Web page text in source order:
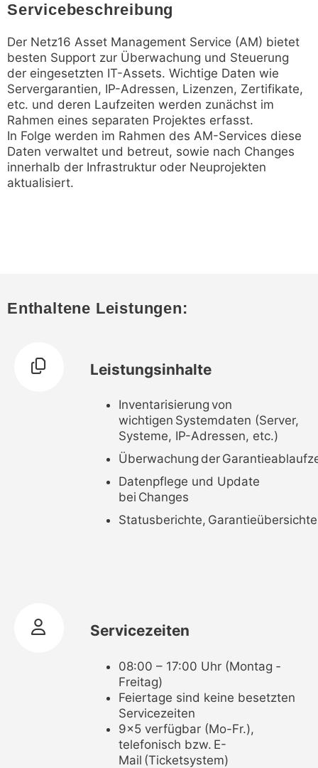
Servicebeschreibung
Der Netz16 Asset Management Service (AM) bietet
besten Support zur Überwachung und Steuerung
der eingesetzten IT-Assets. Wichtige Daten wie
Servergarantien, IP-Adressen, Lizenzen, Zertifikate,
etc. und deren Laufzeiten werden zunächst im
Rahmen eines separaten Projektes erfasst.
In Folge werden im Rahmen des AM-Services diese
Daten verwaltet und betreut, sowie nach Changes
innerhalb der Infrastruktur oder Neuprojekten
aktualisiert.
Enthaltene Leistungen:
Leistungsinhalte
Inventarisierung von
wichtigen Systemdaten (Server,
Systeme, IP-Adressen, etc.)
Überwachung der
Datenpflege und Update
bei Changes
Statusberichte,
Servicezeiten
08:00 – 17:00 Uhr (Montag ‐
Freitag)
Feiertage sind keine besetzten
Servicezeiten
9×5 verfügbar (Mo-Fr.),
telefonisch bzw. E-
Mail (Ticketsystem)